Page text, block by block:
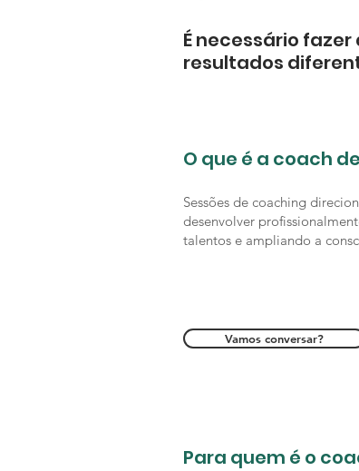
É necessário
resultados
O que é a coach
Sessões de coaching
desenvolver
talentos e ampliando a
Vamos conversar?
Para quem é o